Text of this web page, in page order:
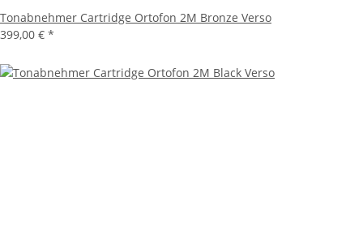
Tonabnehmer Cartridge Ortofon 2M Bronze Verso
399,00 € *